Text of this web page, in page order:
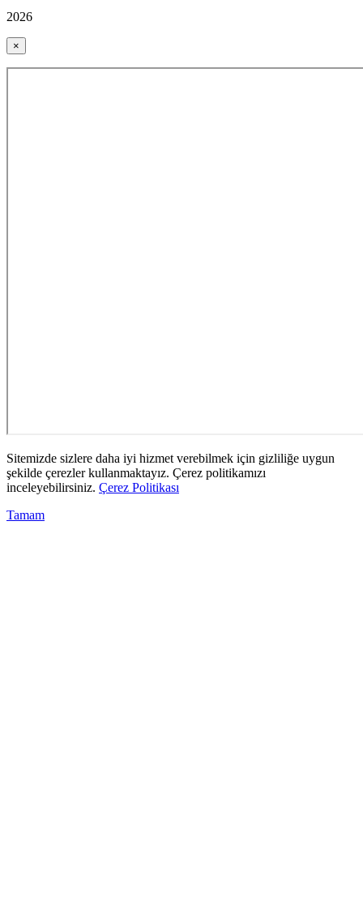
2026
×
Sitemizde sizlere daha iyi hizmet verebilmek için gizliliğe uygun
şekilde çerezler kullanmaktayız. Çerez politikamızı
inceleyebilirsiniz. Çerez Politikası
Tamam